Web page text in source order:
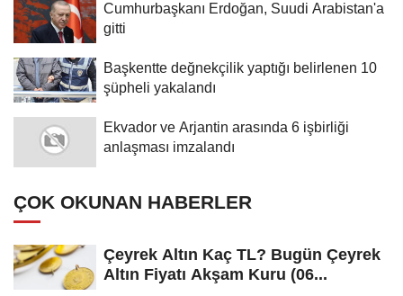
Cumhurbaşkanı Erdoğan, Suudi Arabistan'a
gitti
Başkentte değnekçilik yaptığı belirlenen 10
şüpheli yakalandı
Ekvador ve Arjantin arasında 6 işbirliği
anlaşması imzalandı
ÇOK OKUNAN HABERLER
Çeyrek Altın Kaç TL? Bugün Çeyrek
Altın Fiyatı Akşam Kuru (06...